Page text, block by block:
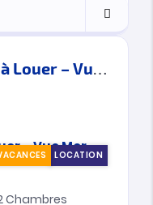
Appartement Meublé à Louer – Vue Mer – Mnar -Tanger
LOCATION
Chambres